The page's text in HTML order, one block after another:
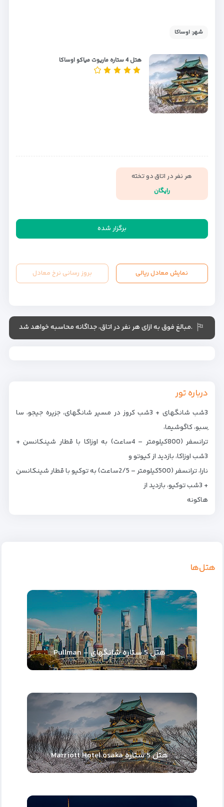
شهر: اوساکا
هتل 4 ستاره ماریوت میاکو اوساکا
هر نفر در اتاق دو تخته
رایگان
برگزار شده
نمایش معادل ریالی بروز رسانی نرخ معادل
.مبالغ فوق به ازای هر نفر در اتاق، جداگانه محاسبه خواهد شد
درباره تور
3شب شانگهای + 3شب کروز در مسیر شانگهای، جزیره جیجو، سا
ِسبو، کاگوشیما،
ترانسفر (800کیلومتر – 4ساعت) به اوزاکا با قطار شینکانسن +
3شب اوزاکا، بازدید از کیوتو و
نارا، ترانسفر (500کیلومتر – 2/5ساعت) به توکیو با قطار شینکانسن
+ 3شب توکیو، بازدید از
هاکونه
هتل‌ها
هتل 5 ستاره شانگهای – Pullman
هتل 5 ستاره Marriott Hotel osaka